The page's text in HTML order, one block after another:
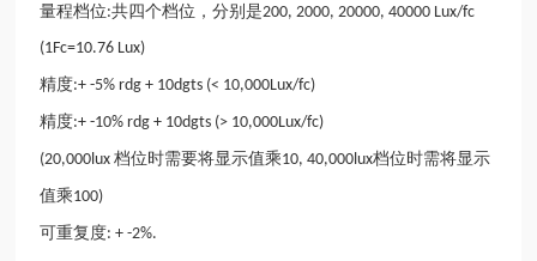
量程档位:共四个档位，分别是200, 2000, 20000, 40000 Lux/fc
(1Fc=10.76 Lux)
精度:+ -5% rdg + 10dgts (< 10,000Lux/fc)
精度:+ -10% rdg + 10dgts (> 10,000Lux/fc)
(20,000lux档位时需要将显示值乘10, 40,000lux档位时需将显示
值乘100)
可重复度: + -2%.